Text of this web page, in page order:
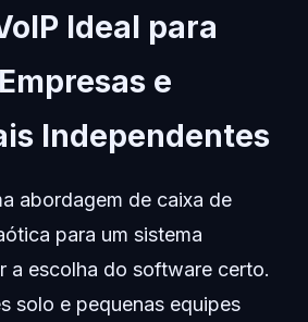
Ideal para
e
Independentes
abordagem de caixa de
para um sistema
a escolha do software certo.
solo e pequenas equipes